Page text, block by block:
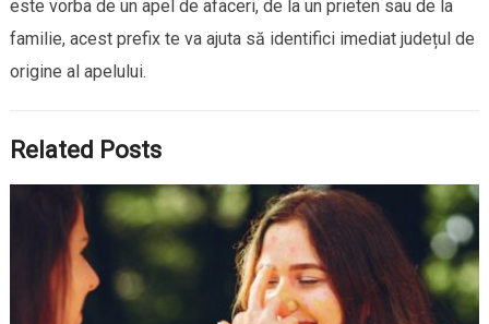
este vorba de un apel de afaceri, de la un prieten sau de la
familie, acest prefix te va ajuta să identifici imediat județul de
origine al apelului.
Related Posts